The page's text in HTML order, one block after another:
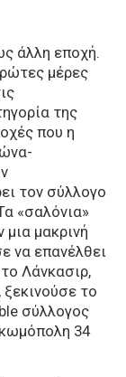
άλλη εποχή.
μέρες
της
που η
τον σύλλογο
«σαλόνια»
μακρινή
να επανέλθει
Λάνκασιρ,
το
σύλλογος
34